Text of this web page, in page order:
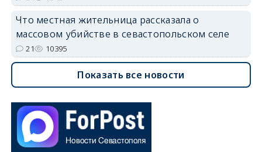
Что местная жительница рассказала о
массовом убийстве в севастопольском селе
21 10395
Показать все новости